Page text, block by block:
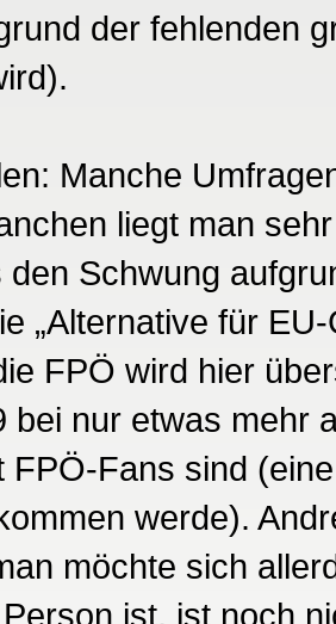
der fehlenden
Manche
liegt man
den Schwung
„Alternative für
FPÖ wird hier
bei nur etwas mehr
FPÖ-Fans sind
werde).
möchte sich
ist, ist noch